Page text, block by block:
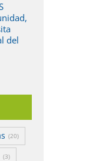
del
(20)
(3)